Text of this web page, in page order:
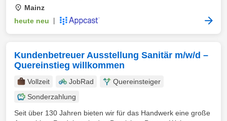
Mainz
heute neu
Kundenbetreuer Ausstellung Sanitär m/w/d –
Quereinstieg willkommen
Vollzeit JobRad
Quereinsteiger
Sonderzahlung
Seit über 130 Jahren bieten wir für das Handwerk eine große